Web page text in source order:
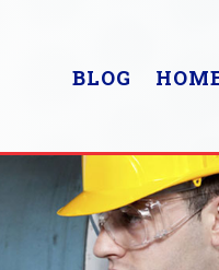
BLOG